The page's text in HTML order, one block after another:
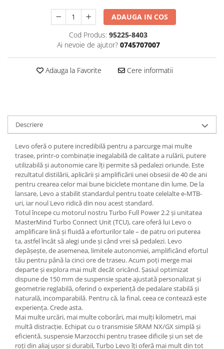
Ghidaje și întinzătoare lanț
Ghidoane și atașabile
Manete combo
Piese manete
Manete schimbător
Manșoane și ghidolină
Ghidolină
Accesorii
Manșoane
Pedale
Pinioane
Pipe
Roți
Roți spate
Set roți
Accesorii roți
Roți față
Schimbătoare
Schimbătoare față
ADAUGA IN COS
Cod Produs: 95225-8403
Ai nevoie de ajutor? 0745707007
Adauga la Favorite Cere informatii
Descriere
Levo oferă o putere incredibilă pentru a parcurge mai multe
trasee, printr-o combinație inegalabilă de calitate a rulării, putere
utilizabilă și autonomie care îți permite să pedalezi oriunde. Este
rezultatul distilării, aplicării și amplificării unei obsesii de 40 de ani
pentru crearea celor mai bune biciclete montane din lume. De la
lansare, Levo a stabilit standardul pentru toate celelalte e-MTB-
uri, iar noul Levo ridică din nou acest standard.
Totul începe cu motorul nostru Turbo Full Power 2.2 și unitatea
MasterMind Turbo Connect Unit (TCU), care oferă lui Levo o
amplificare lină și fluidă a eforturilor tale – de patru ori puterea
ta, astfel încât să alegi unde și când vrei să pedalezi. Levo
depășește, de asemenea, limitele autonomiei, amplificând efortul
tău pentru până la cinci ore de traseu. Acum poți merge mai
departe și explora mai mult decât oricând. Șasiul optimizat
dispune de 150 mm de suspensie spate ajustată personalizat și
geometrie reglabilă, oferind o experiență de pedalare stabilă și
naturală, incomparabilă. Pentru că, la final, ceea ce contează este
experiența. Crede asta.
Mai multe urcări, mai multe coborâri, mai mulți kilometri, mai
multă distracție. Echipat cu o transmisie SRAM NX/GX simplă și
eficientă, suspensie Marzocchi pentru trasee dificile și un set de
roți din aliaj ușor și durabil, Turbo Levo îți oferă mai mult din tot